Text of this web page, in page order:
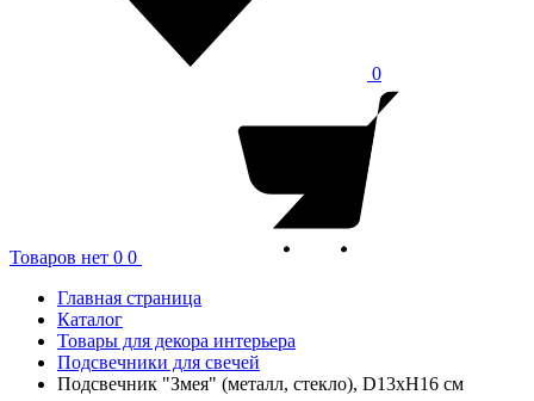
0
Товаров нет 0 0
Главная страница
Каталог
Товары для декора интерьера
Подсвечники для свечей
Подсвечник "Змея" (металл, стекло), D13хH16 см